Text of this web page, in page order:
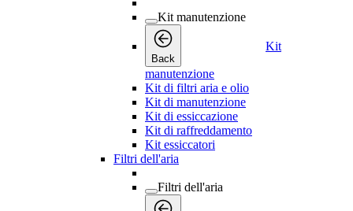
Kit manutenzione
Back
Kit
manutenzione
Kit di filtri aria e olio
Kit di manutenzione
Kit di essiccazione
Kit di raffreddamento
Kit essiccatori
Filtri dell'aria
Filtri dell'aria